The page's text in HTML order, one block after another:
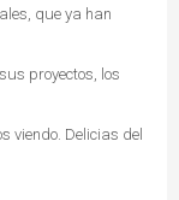
que ya han
proyectos, los
viendo. Delicias del